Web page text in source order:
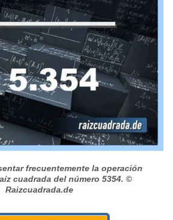
frecuentemente la operación
cuadrada del número 5354. ©
Raizcuadrada.de